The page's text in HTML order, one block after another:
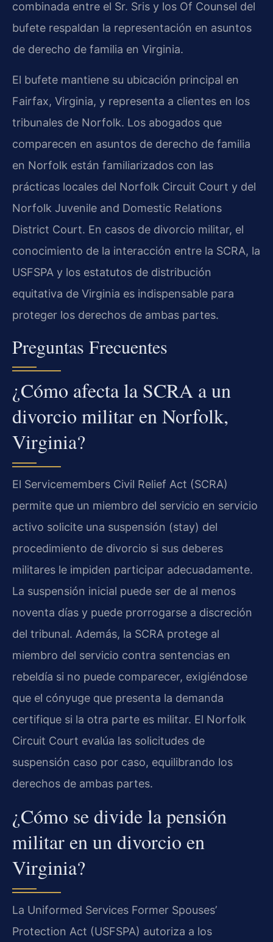
combinada entre el Sr. Sris y los Of Counsel del
bufete respaldan la representación en asuntos
de derecho de familia en Virginia.
El bufete mantiene su ubicación principal en
Fairfax, Virginia, y representa a clientes en los
tribunales de Norfolk. Los abogados que
comparecen en asuntos de derecho de familia
en Norfolk están familiarizados con las
prácticas locales del Norfolk Circuit Court y del
Norfolk Juvenile and Domestic Relations
District Court. En casos de divorcio militar, el
conocimiento de la interacción entre la SCRA, la
USFSPA y los estatutos de distribución
equitativa de Virginia es indispensable para
proteger los derechos de ambas partes.
Preguntas Frecuentes
¿Cómo afecta la SCRA a un
divorcio militar en Norfolk,
Virginia?
El Servicemembers Civil Relief Act (SCRA)
permite que un miembro del servicio en servicio
activo solicite una suspensión (stay) del
procedimiento de divorcio si sus deberes
militares le impiden participar adecuadamente.
La suspensión inicial puede ser de al menos
noventa días y puede prorrogarse a discreción
del tribunal. Además, la SCRA protege al
miembro del servicio contra sentencias en
rebeldía si no puede comparecer, exigiéndose
que el cónyuge que presenta la demanda
certifique si la otra parte es militar. El Norfolk
Circuit Court evalúa las solicitudes de
suspensión caso por caso, equilibrando los
derechos de ambas partes.
¿Cómo se divide la pensión
militar en un divorcio en
Virginia?
La Uniformed Services Former Spouses’
Protection Act (USFSPA) autoriza a los